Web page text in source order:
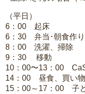
（平日）
6：00 起床
6：30 弁当･朝食作り
8：00 洗濯、掃除
9：30 移動
10：00〜13：00
14：00 昼食、買い物
15：00～17：00 子